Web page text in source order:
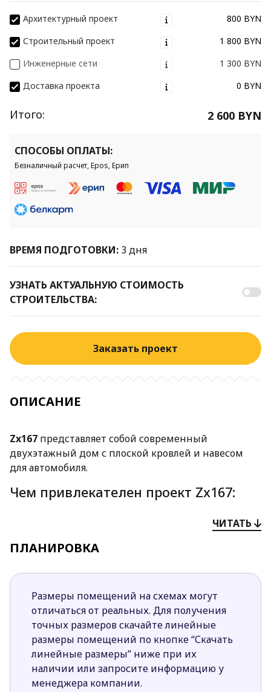
Архитектурный проект
800 BYN
Строительный проект
1 800 BYN
Инженерные сети
1 300 BYN
Доставка проекта
0 BYN
Итого: 2 600 BYN
СПОСОБЫ ОПЛАТЫ:
Безналичный расчет, Epos, Ерип
ВРЕМЯ ПОДГОТОВКИ: 3 дня
УЗНАТЬ АКТУАЛЬНУЮ СТОИМОСТЬ
СТРОИТЕЛЬСТВА:
Заказать проект
ОПИСАНИЕ
Zx167 представляет собой современный
двухэтажный дом с плоской кровлей и навесом
для автомобиля.
Чем привлекателен проект Zx167:
Благодаря необычному сочетанию отделочных
материалов на фасадах и использованию
темных цветов дом выгодно выделяется на
Кабинет, спроектированный на первом этаже,
удобно использовать в качестве спальни для
гостей. Также для гостей запроектирован и
небольшой санузел.
Пространство под лестницей также не
простаивает без дела. Здесь спроектирована
вместительная кладовая, которую хозяйка
может использовать на свое усмотрение.
ЧИТАТЬ
ПЛАНИРОВКА
Размеры помещений на схемах могут
отличаться от реальных. Для получения
точных размеров скачайте линейные
размеры помещений по кнопке “Скачать
линейные размеры” ниже при их
наличии или запросите информацию у
менеджера компании.